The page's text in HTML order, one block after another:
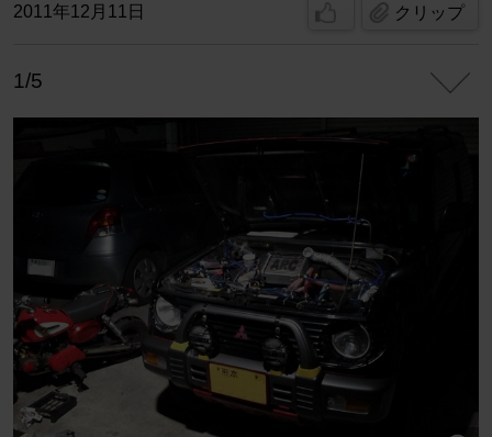
2011年12月11日 クリップ
1/5